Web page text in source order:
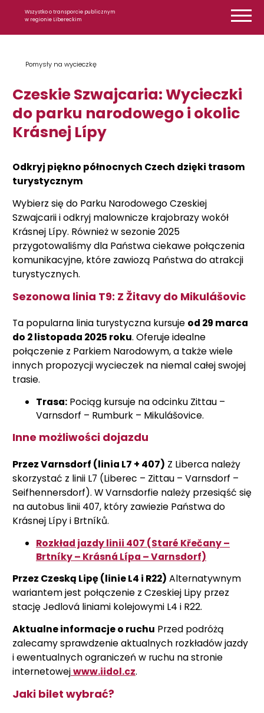
Wszystko o transporcie publicznym
w regionie Libereckim
Pomysły na wycieczkę
Czeskie Szwajcaria: Wycieczki
do parku narodowego i okolic
Krásnej Lípy
Odkryj piękno północnych Czech dzięki trasom
turystycznym
Wybierz się do Parku Narodowego Czeskiej
Szwajcarii i odkryj malownicze krajobrazy wokół
Krásnej Lípy. Również w sezonie 2025
przygotowaliśmy dla Państwa ciekawe połączenia
komunikacyjne, które zawiozą Państwa do atrakcji
turystycznych.
Sezonowa linia T9: Z Žitavy do Mikulášovic
Ta popularna linia turystyczna kursuje od 29 marca
do 2 listopada 2025 roku. Oferuje idealne
połączenie z Parkiem Narodowym, a także wiele
innych propozycji wycieczek na niemal całej swojej
trasie.
Trasa: Pociąg kursuje na odcinku Zittau –
Varnsdorf – Rumburk – Mikulášovice.
Inne możliwości dojazdu
Przez Varnsdorf (linia L7 + 407) Z Liberca należy
skorzystać z linii L7 (Liberec – Zittau – Varnsdorf –
Seifhennersdorf). W Varnsdorfie należy przesiąść się
na autobus linii 407, który zawiezie Państwa do
Krásnej Lípy i Brtníků.
Rozkład jazdy linii 407 (Staré Křečany –
Brtníky – Krásná Lípa – Varnsdorf)
Przez Czeską Lipę (linie L4 i R22) Alternatywnym
wariantem jest połączenie z Czeskiej Lipy przez
stację Jedlová liniami kolejowymi L4 i R22.
Aktualne informacje o ruchu Przed podróżą
zalecamy sprawdzenie aktualnych rozkładów jazdy
i ewentualnych ograniczeń w ruchu na stronie
internetowejwww.iidol.cz.
Jaki bilet wybrać?